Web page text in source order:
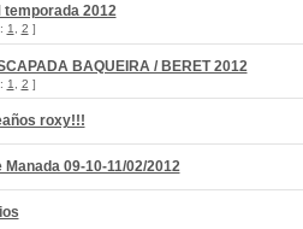
temporada 2012
1 2 ]
BAQUEIRA / BERET 2012
1 2 ]
roxy!!!
09-10-11/02/2012